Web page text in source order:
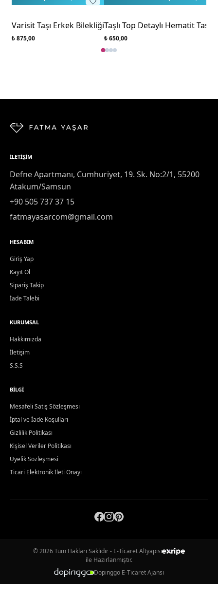
Varisit Taşı Erkek Bilekliği
₺ 875,00
Taşlı Top Detaylı Hematit Taşı
₺ 650,00
İLETIŞIM
Defne Apartmanı, Cumhuriyet, 19. Sk. No:2/1, 55200
Atakum/Samsun
+90 505 737 37 15
fatmayasarcom@gmail.com
HESABIM
Giriş Yap
Kayıt Ol
Sipariş Takip
İade Talebi
KURUMSAL
Hakkımızda
İletişim
S.S.S
BILGI
Mesafeli Satış Sözleşmesi
İptal ve İade Koşulları
Gizlilik Politikası
Kişisel Veriler Politikası
Üyelik Sözleşmesi
Ticari Elektronik İleti Onayı
© 2026 Tüm Hakları Saklıdır - E-Ticaret Altyapısı
ile Hazırlanmıştır.
Dopinggo E-Ticaret Ajansı